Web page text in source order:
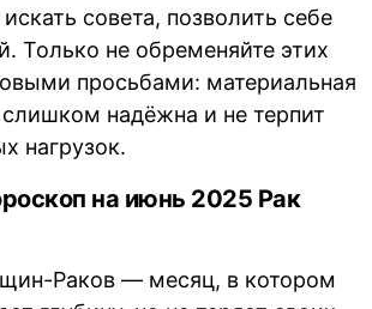
совета, позволить себе
Только не обременяйте этих
просьбами: материальная
надёжна и не терпит
нагрузок.
на июнь 2025 Рак
Раков — месяц, в котором